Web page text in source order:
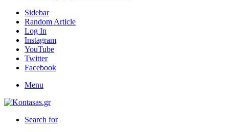
Sidebar
Random Article
Log In
Instagram
YouTube
Twitter
Facebook
Menu
Search for